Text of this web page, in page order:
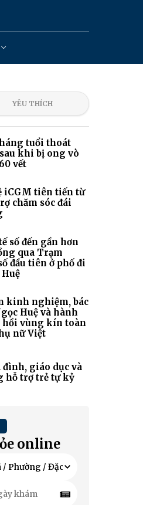
YÊU THÍCH
tuổi thoát
khi bị ong vò
vết
iCGM tiên tiến từ
chăm sóc đái
số đến gần hơn
qua Trạm
đầu tiên ở phố đi
kinh nghiệm, bác
Huệ và hành
vùng kín toàn
nữ Việt
đình, giáo dục và
hỗ trợ trẻ tự kỷ
online